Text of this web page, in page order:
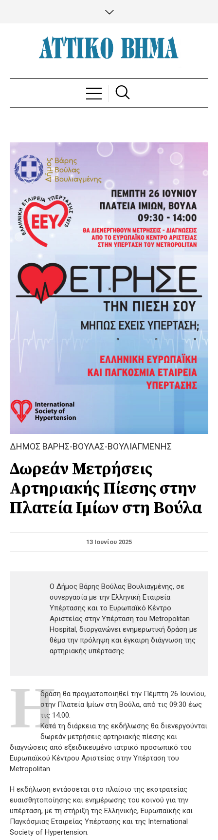
ΔΗΜΟΣ ΒΑΡΗΣ-ΒΟΥΛΑΣ-ΒΟΥΛΙΑΓΜΕΝΗΣ
Δωρεάν Μετρήσεις
Αρτηριακής Πίεσης στην
Πλατεία Ιμίων στη Βούλα
13 Ιουνίου 2025
Ο Δήμος Βάρης Βούλας Βουλιαγμένης, σε
συνεργασία με την Ελληνική Εταιρεία
Υπέρτασης και το Ευρωπαϊκό Κέντρο
Αριστείας στην Υπέρταση του Metropolitan
Hospital, διοργανώνει ενημερωτική δράση με
θέμα την πρόληψη και έγκαιρη διάγνωση της
αρτηριακής υπέρτασης.
Ηδράση θα πραγματοποιηθεί την Πέμπτη 26 Ιουνίου,
στην Πλατεία Ιμίων στη Βούλα, από τις 09:30 έως
τις 14:00.
Κατά τη διάρκεια της εκδήλωσης θα διενεργούνται
δωρεάν μετρήσεις αρτηριακής πίεσης και
διαγνώσεις από εξειδικευμένο ιατρικό προσωπικό του
Ευρωπαϊκού Κέντρου Αριστείας στην Υπέρταση του
Metropolitan.
Η εκδήλωση εντάσσεται στο πλαίσιο της εκστρατείας
ευαισθητοποίησης και ενημέρωσης του κοινού για την
υπέρταση, με τη στήριξη της Ελληνικής, Ευρωπαϊκής και
Παγκόσμιας Εταιρείας Υπέρτασης και της International
Society of Hypertension.